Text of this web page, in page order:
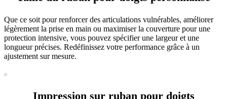
Que ce soit pour renforcer des articulations vulnérables, améliorer
légèrement la prise en main ou maximiser la couverture pour une
protection intensive, vous pouvez spécifier une largeur et une
longueur précises. Redéfinissez votre performance grâce à un
ajustement sur mesure.
Impression sur ruban pour doigts